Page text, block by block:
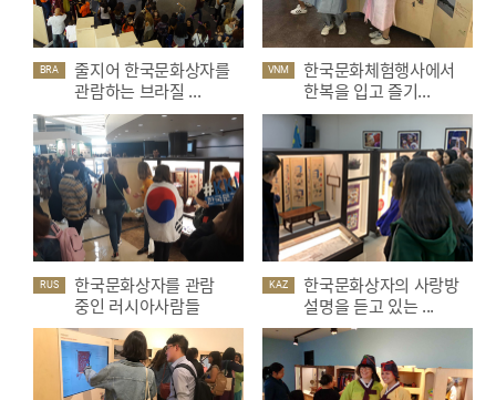
BRA
줄지어 한국문화상자를
관람하는 브라질 ...
VNM
한국문화체험행사에서
한복을 입고 즐기...
RUS
한국문화상자를 관람
중인 러시아사람들
KAZ
한국문화상자의 사랑방
설명을 듣고 있는 ...